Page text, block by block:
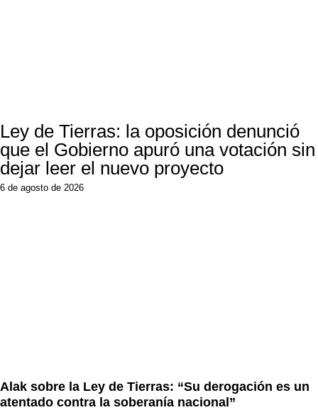
Ley de Tierras: la oposición denunció
que el Gobierno apuró una votación sin
dejar leer el nuevo proyecto
6 de agosto de 2026
Alak sobre la Ley de Tierras: “Su derogación es un
atentado contra la soberanía nacional”